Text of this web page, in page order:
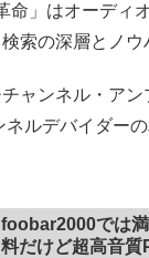
命」はオーディ
索の深層とノウ
チャンネル・ア
ルデバイダー
foobar2000では
料だけど超高音質